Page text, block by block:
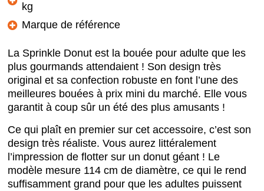
kg
Marque de référence
La Sprinkle Donut est la bouée pour adulte que les
plus gourmands attendaient ! Son design très
original et sa confection robuste en font l’une des
meilleures bouées à prix mini du marché. Elle vous
garantit à coup sûr un été des plus amusants !
Ce qui plaît en premier sur cet accessoire, c’est son
design très réaliste. Vous aurez littéralement
l’impression de flotter sur un donut géant ! Le
modèle mesure 114 cm de diamètre, ce qui le rend
suffisamment grand pour que les adultes puissent